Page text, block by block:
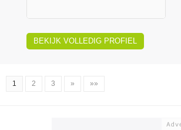
BEKIJK VOLLEDIG PROFIEL
1 2 3 » »»